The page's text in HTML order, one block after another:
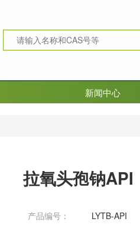
新闻中心
拉氧头孢钠API
产品编号： LYTB-API